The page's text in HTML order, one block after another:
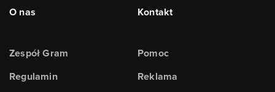
O nas
Zespół Gram
Regulamin
Kontakt
Pomoc
Reklama